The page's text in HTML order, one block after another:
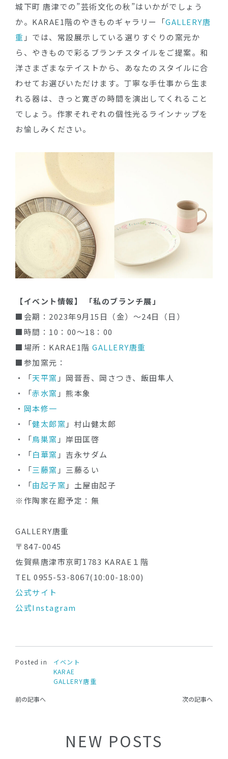
NEW POSTS
城下町 唐津での”芸術文化の秋”はいかがでしょう
か。KARAE1階のやきものギャラリー「GALLERY唐
重 」では、常設展示している選りすぐりの窯元か
ら、やきもので彩るブランチスタイルをご提案。和
洋さまざまなテイストから、あなたのスタイルに合
わせてお選びいただけます。丁寧な手仕事から生ま
れる器は、きっと寛ぎの時間を演出してくれること
でしょう。作家それぞれの個性光るラインナップを
お愉しみください。
【イベント情報】 「私のブランチ展」
■会期：2023年9月15日（金）～24日（日）
■時間：10：00～18：00
■場所：KARAE1階 GALLERY唐重
■参加窯元：
・「天平窯 」岡晋吾、岡さつき、飯田隼人
・「赤水窯 」熊本象
・ 岡本修一
・「健太郎窯 」村山健太郎
・「鳥巣窯 」岸田匡啓
・「白華窯 」吉永サダム
・「三藤窯 」三藤るい
・「由起子窯 」土屋由起子
※作陶家在廊予定：無
GALLERY唐重
〒847-0045
佐賀県唐津市京町1783 KARAE１階
TEL 0955-53-8067(10:00-18:00)
公式サイト
公式Instagram
Posted in
イベント
KARAE
GALLERY唐重
前の記事へ 次の記事へ